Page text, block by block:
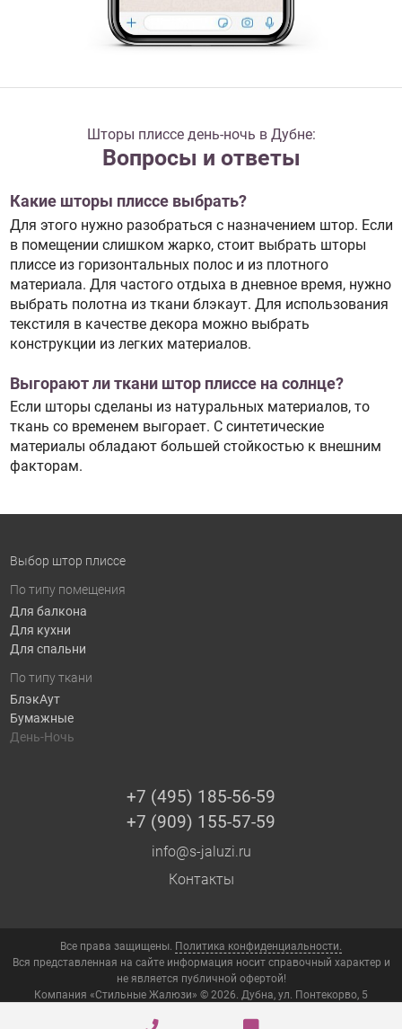
Шторы плиссе день-ночь в Дубне:
Вопросы и ответы
Какие шторы плиссе выбрать?
Для этого нужно разобраться с назначением штор. Если
в помещении слишком жарко, стоит выбрать шторы
плиссе из горизонтальных полос и из плотного
материала. Для частого отдыха в дневное время, нужно
выбрать полотна из ткани блэкаут. Для использования
текстиля в качестве декора можно выбрать
конструкции из легких материалов.
Выгорают ли ткани штор плиссе на солнце?
Если шторы сделаны из натуральных материалов, то
ткань со временем выгорает. С синтетические
материалы обладают большей стойкостью к внешним
факторам.
Выбор штор плиссе
По типу помещения
Для балкона
Для кухни
Для спальни
По типу ткани
БлэкАут
Бумажные
День-Ночь
+7 (495) 185-56-59
+7 (909) 155-57-59
info@s-jaluzi.ru
Контакты
Все права защищены. Политика конфиденциальности.
Вся представленная на сайте информация носит справочный характер и
не является публичной офертой!
Компания «Стильные Жалюзи» © 2026. Дубна, ул. Понтекорво, 5